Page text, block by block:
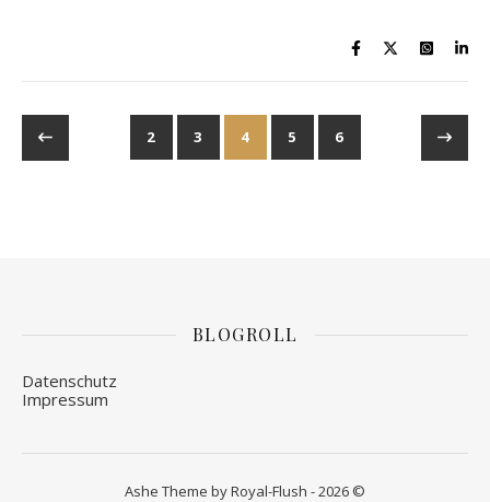
2 3 4 5 6
BLOGROLL
Datenschutz
Impressum
Ashe Theme by Royal-Flush - 2026 ©